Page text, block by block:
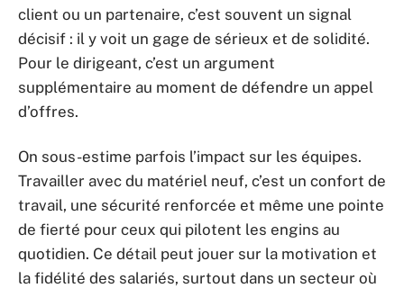
client ou un partenaire, c’est souvent un signal
décisif : il y voit un gage de sérieux et de solidité.
Pour le dirigeant, c’est un argument
supplémentaire au moment de défendre un appel
d’offres.
On sous-estime parfois l’impact sur les équipes.
Travailler avec du matériel neuf, c’est un confort de
travail, une sécurité renforcée et même une pointe
de fierté pour ceux qui pilotent les engins au
quotidien. Ce détail peut jouer sur la motivation et
la fidélité des salariés, surtout dans un secteur où